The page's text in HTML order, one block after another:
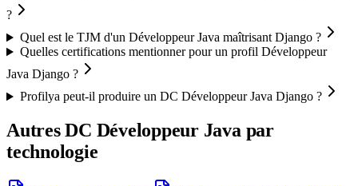
?
Quel est le TJM d'un Développeur Java maîtrisant Django ?
Quelles certifications mentionner pour un profil Développeur
Java Django ?
Profilya peut-il produire un DC Développeur Java Django ?
Autres DC Développeur Java par
technologie